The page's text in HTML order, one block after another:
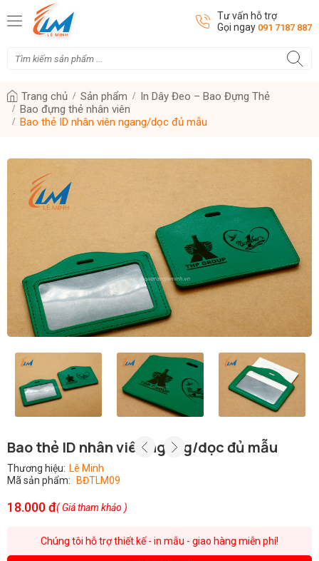
Tư vấn hỗ trợ
Gọi ngay 091 7187 887
Trang chủ Sản phẩm
In Dây Đeo – Bao Đựng Thẻ
Bao đựng thẻ nhân viên
Bao thẻ ID nhân viên ngang/dọc đủ mẫu
Bao thẻ ID nhân viên ngang/dọc đủ mẫu
Thương hiệu: Lê Minh
Mã sản phẩm:
BĐTLM09
18.000 đ( Giá tham khảo )
Chúng tôi hỗ trợ thiết kế - in mẫu - giao hàng miễn phí!